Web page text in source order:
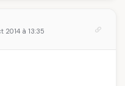
2014 à 13:35